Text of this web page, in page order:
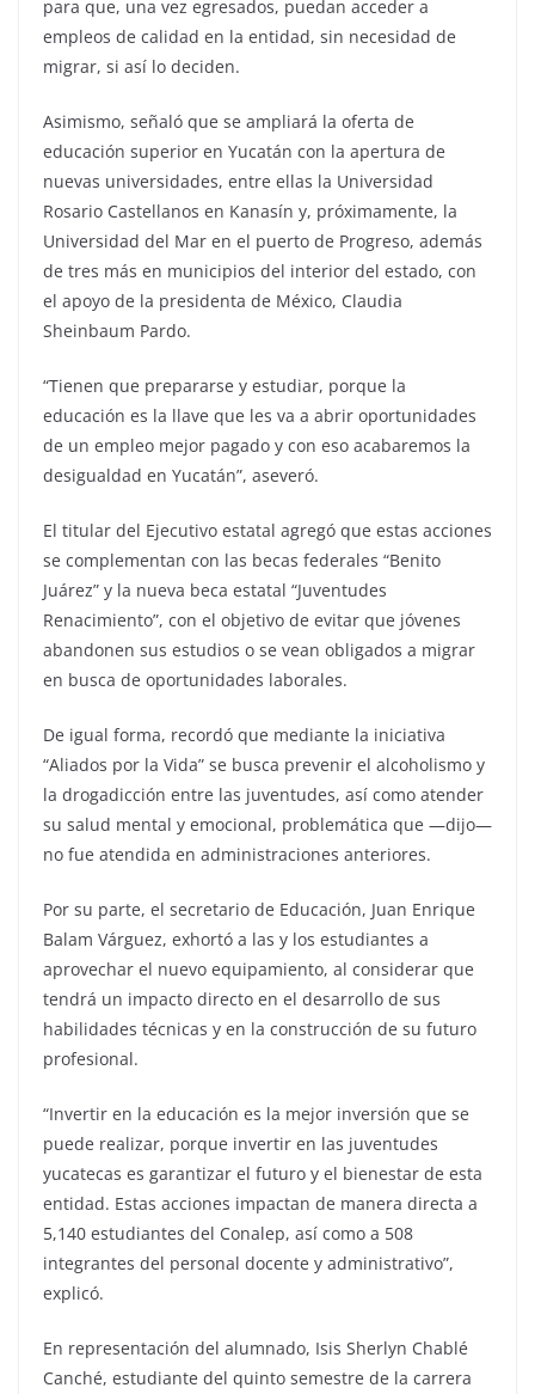
para que, una vez egresados, puedan acceder a
empleos de calidad en la entidad, sin necesidad de
migrar, si así lo deciden.
Asimismo, señaló que se ampliará la oferta de
educación superior en Yucatán con la apertura de
nuevas universidades, entre ellas la Universidad
Rosario Castellanos en Kanasín y, próximamente, la
Universidad del Mar en el puerto de Progreso, además
de tres más en municipios del interior del estado, con
el apoyo de la presidenta de México, Claudia
Sheinbaum Pardo.
“Tienen que prepararse y estudiar, porque la
educación es la llave que les va a abrir oportunidades
de un empleo mejor pagado y con eso acabaremos la
desigualdad en Yucatán”, aseveró.
El titular del Ejecutivo estatal agregó que estas acciones
se complementan con las becas federales “Benito
Juárez” y la nueva beca estatal “Juventudes
Renacimiento”, con el objetivo de evitar que jóvenes
abandonen sus estudios o se vean obligados a migrar
en busca de oportunidades laborales.
De igual forma, recordó que mediante la iniciativa
“Aliados por la Vida” se busca prevenir el alcoholismo y
la drogadicción entre las juventudes, así como atender
su salud mental y emocional, problemática que —dijo—
no fue atendida en administraciones anteriores.
Por su parte, el secretario de Educación, Juan Enrique
Balam Várguez, exhortó a las y los estudiantes a
aprovechar el nuevo equipamiento, al considerar que
tendrá un impacto directo en el desarrollo de sus
habilidades técnicas y en la construcción de su futuro
profesional.
“Invertir en la educación es la mejor inversión que se
puede realizar, porque invertir en las juventudes
yucatecas es garantizar el futuro y el bienestar de esta
entidad. Estas acciones impactan de manera directa a
5,140 estudiantes del Conalep, así como a 508
integrantes del personal docente y administrativo”,
explicó.
En representación del alumnado, Isis Sherlyn Chablé
Canché, estudiante del quinto semestre de la carrera